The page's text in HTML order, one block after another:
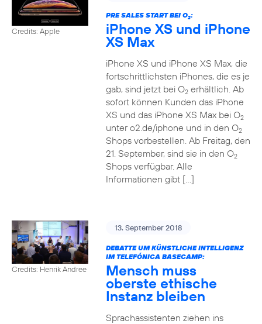
Credits: Apple
PRE SALES START BEI O2:
iPhone XS und iPhone
XS Max
iPhone XS und iPhone XS Max, die
fortschrittlichsten iPhones, die es je
gab, sind jetzt bei O2erhältlich. Ab
sofort können Kunden das iPhone
XS und das iPhone XS Max bei O2
unter o2.de/iphone und in den O2
Shops vorbestellen. Ab Freitag, den
21. September, sind sie in den O2
Shops verfügbar. Alle
Informationen gibt […]
Credits: Henrik Andree
13. September 2018
DEBATTE UM KÜNSTLICHE INTELLIGENZ
IM TELEFÓNICA BASECAMP:
Mensch muss
oberste ethische
Instanz bleiben
Sprachassistenten ziehen ins